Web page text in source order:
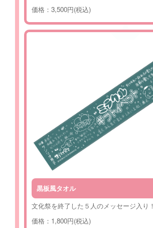
価格：3,500円(税込)
黒板風タオル
文化祭を終了した５人のメッセージ入り！
価格：1,800円(税込)